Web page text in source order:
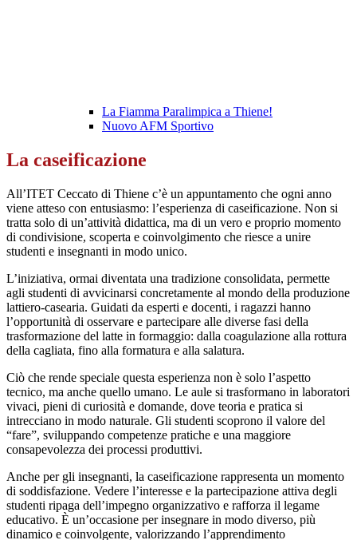
La Fiamma Paralimpica a Thiene!
Nuovo AFM Sportivo
La caseificazione
All’ITET Ceccato di Thiene c’è un appuntamento che ogni anno
viene atteso con entusiasmo: l’esperienza di caseificazione. Non si
tratta solo di un’attività didattica, ma di un vero e proprio momento
di condivisione, scoperta e coinvolgimento che riesce a unire
studenti e insegnanti in modo unico.
L’iniziativa, ormai diventata una tradizione consolidata, permette
agli studenti di avvicinarsi concretamente al mondo della produzione
lattiero-casearia. Guidati da esperti e docenti, i ragazzi hanno
l’opportunità di osservare e partecipare alle diverse fasi della
trasformazione del latte in formaggio: dalla coagulazione alla rottura
della cagliata, fino alla formatura e alla salatura.
Ciò che rende speciale questa esperienza non è solo l’aspetto
tecnico, ma anche quello umano. Le aule si trasformano in laboratori
vivaci, pieni di curiosità e domande, dove teoria e pratica si
intrecciano in modo naturale. Gli studenti scoprono il valore del
“fare”, sviluppando competenze pratiche e una maggiore
consapevolezza dei processi produttivi.
Anche per gli insegnanti, la caseificazione rappresenta un momento
di soddisfazione. Vedere l’interesse e la partecipazione attiva degli
studenti ripaga dell’impegno organizzativo e rafforza il legame
educativo. È un’occasione per insegnare in modo diverso, più
dinamico e coinvolgente, valorizzando l’apprendimento